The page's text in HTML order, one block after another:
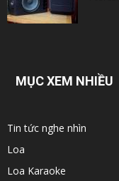
MỤC XEM NHIỀU
Tin tức nghe nhìn
Loa
Loa Karaoke